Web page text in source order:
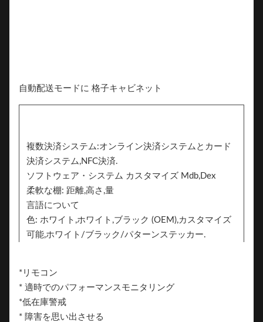
自動配送モードに 格子キャビネット
複数決済システム:オンライン決済システムとカード
決済システム,NFC決済.
ソフトウェア・システム カスタマイズ Mdb,Dex
柔軟な棚: 距離,高さ,量
言語について
色: ホワイト,ホワイト,ブラック (OEM),カスタマイズ
可能,ホワイト/ブラック/パターンステッカー.
ブランド
*リモコン
* 適時でのパフォーマンスモニタリング
*低在庫警戒
* 障害を思い出させる